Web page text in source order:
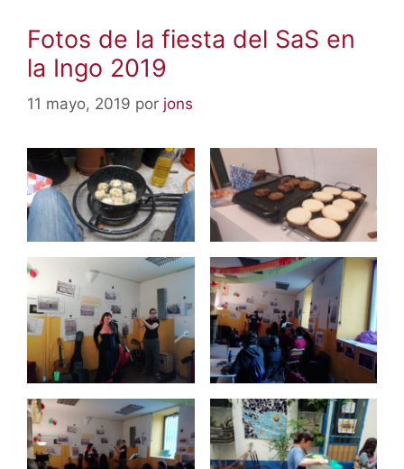
Fotos de la fiesta del SaS en
la Ingo 2019
11 mayo, 2019 por jons